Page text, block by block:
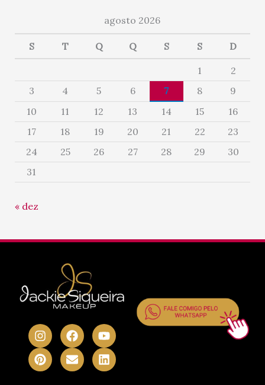
agosto 2026
S T Q Q S S D
1
2
3
4 5 6 7 8
9
10
11 12 13 14 15
16
17
18 19 20 21 22
23
24
25 26 27 28 29
30
31
« dez
I
n
s
t
a
F
a
c
e
b
Y
o
u
t
u
P
i
n
t
e
E
n
v
e
l
L
i
n
k
e